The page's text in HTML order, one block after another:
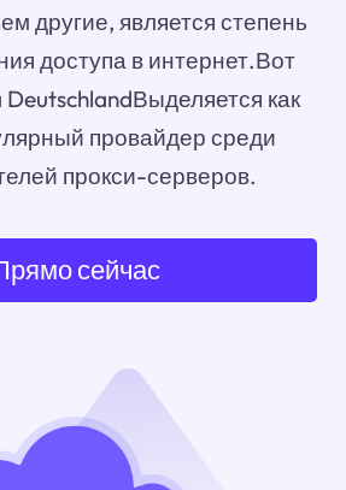
другие, является степень
доступа в интернет.Вот
как
провайдер среди
прокси-серверов.
сейчас